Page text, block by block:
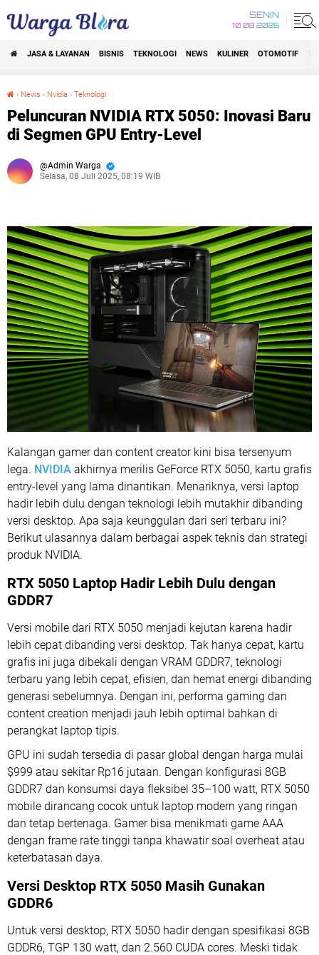
SENIN
10 08 2026
JASA & LAYANAN BISNIS TEKNOLOGI NEWS KULINER OTOMOTIF
› News › Nvidia › Teknologi
Peluncuran NVIDIA RTX 5050: Inovasi Baru
di Segmen GPU Entry-Level
Admin Warga
Selasa, 08 Juli 2025, 08:19 WIB
Kalangan gamer dan content creator kini bisa tersenyum
lega. NVIDIA akhirnya merilis GeForce RTX 5050, kartu grafis
entry-level yang lama dinantikan. Menariknya, versi laptop
hadir lebih dulu dengan teknologi lebih mutakhir dibanding
versi desktop. Apa saja keunggulan dari seri terbaru ini?
Berikut ulasannya dalam berbagai aspek teknis dan strategi
produk NVIDIA.
RTX 5050 Laptop Hadir Lebih Dulu dengan
GDDR7
Versi mobile dari RTX 5050 menjadi kejutan karena hadir
lebih cepat dibanding versi desktop. Tak hanya cepat, kartu
grafis ini juga dibekali dengan VRAM GDDR7, teknologi
terbaru yang lebih cepat, efisien, dan hemat energi dibanding
generasi sebelumnya. Dengan ini, performa gaming dan
content creation menjadi jauh lebih optimal bahkan di
perangkat laptop tipis.
GPU ini sudah tersedia di pasar global dengan harga mulai
$999 atau sekitar Rp16 jutaan. Dengan konfigurasi 8GB
GDDR7 dan konsumsi daya fleksibel 35–100 watt, RTX 5050
mobile dirancang cocok untuk laptop modern yang ringan
dan tetap bertenaga. Gamer bisa menikmati game AAA
dengan frame rate tinggi tanpa khawatir soal overheat atau
keterbatasan daya.
Versi Desktop RTX 5050 Masih Gunakan
GDDR6
Untuk versi desktop, RTX 5050 hadir dengan spesifikasi 8GB
GDDR6, TGP 130 watt, dan 2.560 CUDA cores. Meski tidak